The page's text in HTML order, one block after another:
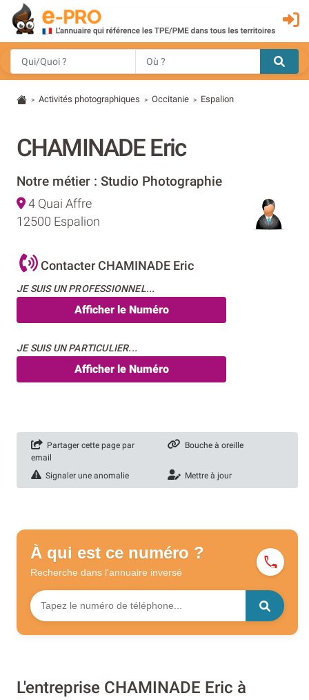
> Activités photographiques > Occitanie > Espalion
CHAMINADE Eric
Notre métier : Studio Photographie
4 Quai Affre
12500 Espalion
Contacter CHAMINADE Eric
JE SUIS UN PROFESSIONNEL...
Afficher le Numéro
JE SUIS UN PARTICULIER...
Afficher le Numéro
Partager cette page par
email
Bouche à oreille
Signaler une anomalie Mettre à jour
À qui est ce numéro ?
Recherche dans l'annuaire inversé
L'entreprise CHAMINADE Eric à